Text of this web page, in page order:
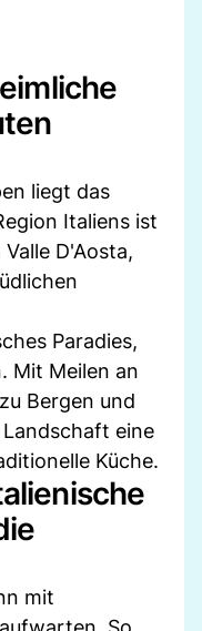
liegt das
Italiens ist
D'Aosta,
Paradies,
Mit Meilen an
Bergen und
eine
Küche.
mit